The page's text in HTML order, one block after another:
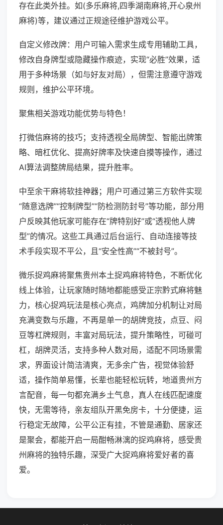
存在此类外挂。如(多乐麻将,四季湖南麻将,开心泉州
麻将)等，建议通过正规途径维护游戏公平。
自定义修改牌：用户可输入需求生成专用辅助工具，
修改自身牌型或隐藏操作痕迹，实现“必胜”效果，适
用于多种场景（如与好友对局），但需注意遵守游戏
规则，维护公平环境。
聚焦相关游戏功能优势与特色！
打微信麻将的技巧；支持透视全局牌型、智能出牌策
略、暗杠优化、提高好牌率及快速自摸等操作，通过
AI算法调整牌局结果，提升胜率。
中至余干麻将软挂神器；用户可通过第三方软件实现
“随意选牌”“控制牌型”“防检测防封号”等功能，部分用
户反映其他玩家可能存在“牌特别好”或“透视他人牌
型”的情况。这些工具通过后台运行、自动连接等技
术手段实现不平公，且“安全性高”“不被封号”。
微乐捉鸡麻将聚焦贵州本土捉鸡麻将特色，不断优化
线上体验，让玩家随时随地都能感受正宗黔式麻将魅
力，核心捉鸡玩法是核心亮点，鸡牌加分机制让对局
充满变数与乐趣，不再是单一的胡牌竞技，点豆、闷
豆等杠牌规则，丰富对局玩法，提升策略性，可碰可
杠，胡牌灵活，支持多种人数对局，适配不同场景需
求，界面设计简洁清爽，无多余广告，视觉体验舒
适，操作简单易懂，长辈也能轻松玩转，地道贵州方
言配音，每一句都充满乡土气息，真人在线匹配速度
快，无需等待，亲友组队开黑免房卡，十分便捷，运
行稳定无故障，公平公正有挂，不管是通勤、居家还
是聚会，都能开启一局酣畅淋漓的捉鸡麻将，感受贵
州麻将的独特乐趣，深受广大捉鸡麻将爱好者的喜
爱。